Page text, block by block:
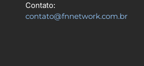
Contato:
contato@fnnetwork.com.br